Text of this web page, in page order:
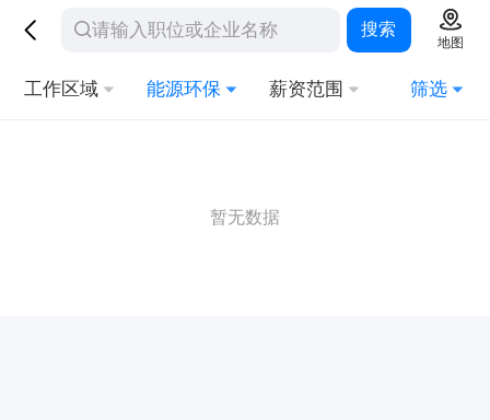
搜索
地图
工作区域 能源环保 薪资范围 筛选
暂无数据